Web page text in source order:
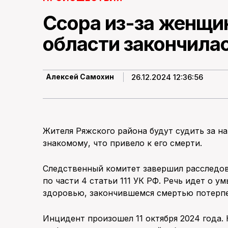
Ссора из-за
области
Алексей Самохин 26.12.2024 12:36:56
Жителя Ряжского района будут судить за
знакомому, что привело к его смерти.
Следственный комитет завершил
по части 4 статьи 111 УК РФ. Речь идет о
здоровью, закончившемся смертью
Инцидент произошел 11 октября 2024